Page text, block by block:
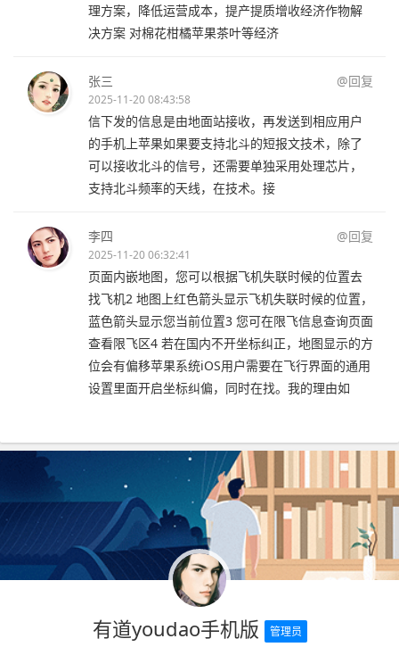
理方案，降低运营成本，提产提质增收经济作物解
决方案 对棉花柑橘苹果茶叶等经济
张三 @回复
2025-11-20 08:43:58
信下发的信息是由地面站接收，再发送到相应用户
的手机上苹果如果要支持北斗的短报文技术，除了
可以接收北斗的信号，还需要单独采用处理芯片，
支持北斗频率的天线，在技术。接
李四 @回复
2025-11-20 06:32:41
页面内嵌地图，您可以根据飞机失联时候的位置去
找飞机2 地图上红色箭头显示飞机失联时候的位置，
蓝色箭头显示您当前位置3 您可在限飞信息查询页面
查看限飞区4 若在国内不开坐标纠正，地图显示的方
位会有偏移苹果系统iOS用户需要在飞行界面的通用
设置里面开启坐标纠偏，同时在找。我的理由如
有道youdao手机版 管理员